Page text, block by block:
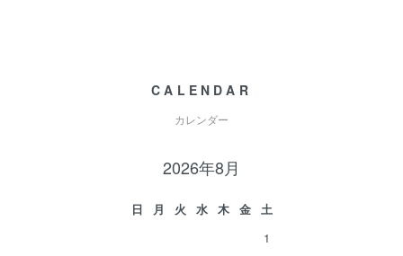
CALENDAR
カレンダー
2026年8月
日 月 火 水 木 金
土
1